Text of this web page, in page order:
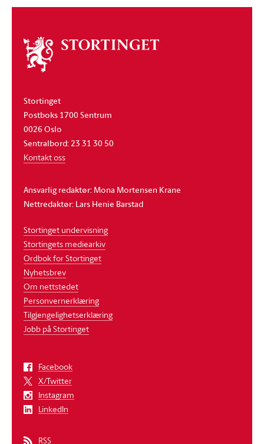
Om
stortinget
Stortinget
Postboks 1700 Sentrum
0026 Oslo
Sentralbord: 23 31 30 50
Kontakt oss
Ansvarlig redaktør: Mona Mortensen Krane
Nettredaktør: Lars Henie Barstad
Stortinget undervisning
Stortingets mediearkiv
Ordbok for Stortinget
Nyhetsbrev
Om nettstedet
Personvernerklæring
Tilgjengelighetserklæring
Jobb på Stortinget
Facebook
X/Twitter
Instagram
LinkedIn
RSS